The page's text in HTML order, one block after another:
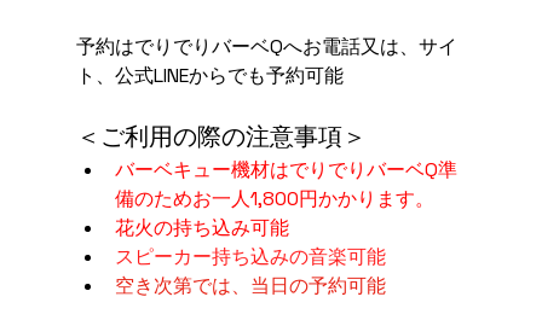
予約はでりでりバーベQへお電話又は、サイ
ト、公式LINEからでも予約可能
＜ご利用の際の注意事項＞
バーベキュー機材はでりでりバーベQ準
備のためお一人1,800円かかります。
花火の持ち込み可能
スピーカー持ち込みの音楽可能
空き次第では、当日の予約可能